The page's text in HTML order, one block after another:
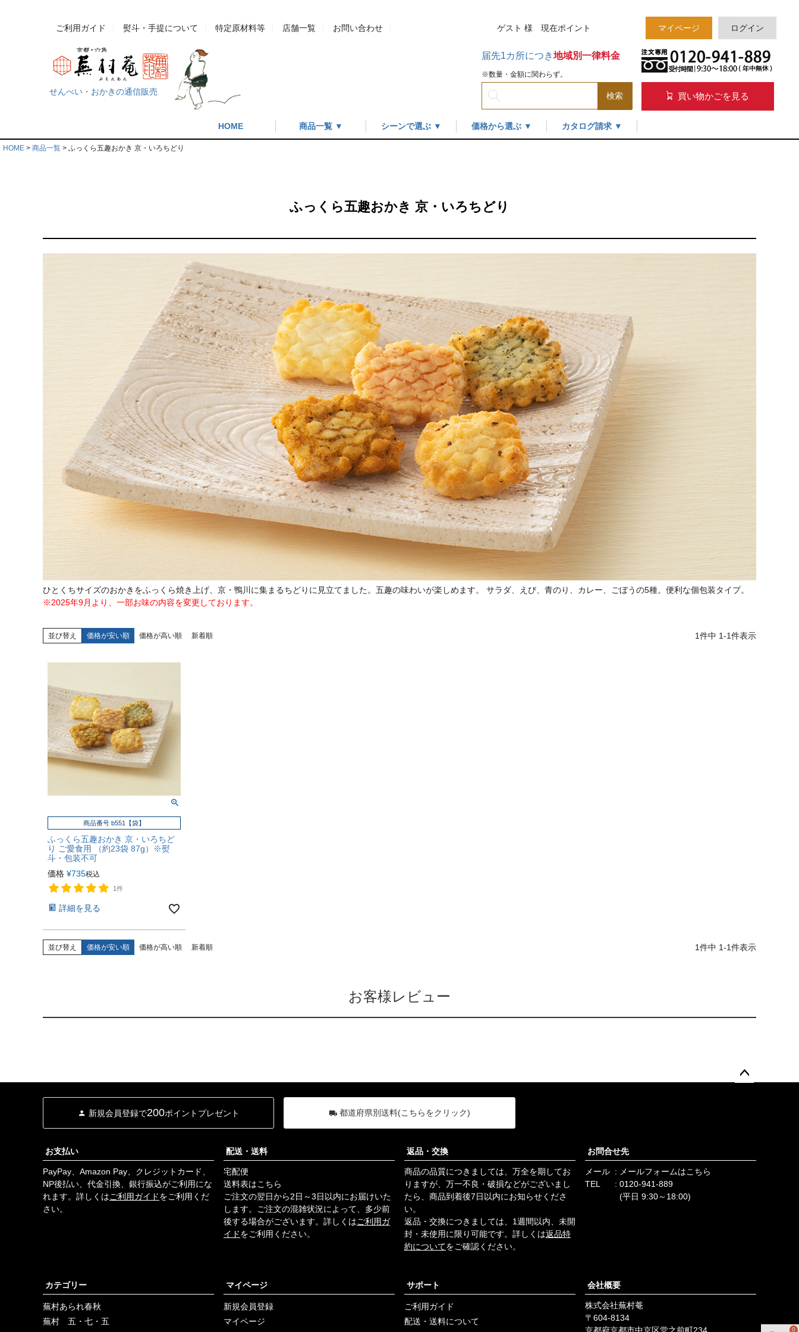
ご利用ガイド 熨斗・手提について 特定原材料等 店舗一覧 お問い合わせ ゲスト 様 現在ポイント マイページ ログイン
せんべい・おかきの通信販売 検索
届先1カ所につき地域別一律料金
※数量・金額に関わらず。
買い物かごを見る
HOME 商品一覧 ▼ シーンで選ぶ ▼ 価格から選ぶ ▼ カタログ請求 ▼
HOME 商品一覧 ふっくら五趣おかき 京・いろちどり
ふっくら五趣おかき 京・いろちどり
ひとくちサイズのおかきをふっくら焼き上げ、京・鴨川に集まるちどりに見立てました。五趣の味わいが楽しめます。 サラダ、えび、青のり、カレー、ごぼうの5種。便利な個包装タイプ。
※2025年9月より、一部お味の内容を変更しております。
並び替え 価格が安い順 価格が高い順 新着順 1件中 1-1件表示
商品番号 b551【袋】
ふっくら五趣おかき 京・いろちど
り ご愛食用 （約23袋 87g）※熨
斗・包装不可
価格 ¥735税込
1件
詳細を見る
並び替え 価格が安い順 価格が高い順 新着順 1件中 1-1件表示
お客様レビュー
0
新規会員登録で200ポイントプレゼント 都道府県別送料(こちらをクリック)
お支払い
PayPay、Amazon Pay、クレジットカード、
NP後払い、代金引換、銀行振込がご利用にな
れます。詳しくはご利用ガイドをご利用くだ
さい。
配送・送料
宅配便
送料表はこちら
ご注文の翌日から2日～3日以内にお届けいた
します。ご注文の混雑状況によって、多少前
後する場合がございます。詳しくはご利用ガ
イドをご利用ください。
返品・交換
商品の品質につきましては、万全を期してお
りますが、万一不良・破損などがございまし
たら、商品到着後7日以内にお知らせくださ
い。
返品・交換につきましては、1週間以内、未開
封・未使用に限り可能です。詳しくは返品特
約についてをご確認ください。
お問合せ先
メール
メールフォームはこちら
TEL
0120-941-889
(平日 9:30～18:00)
カテゴリー
蕪村あられ春秋
蕪村 五・七・五
マイページ
新規会員登録
マイページ
サポート
ご利用ガイド
配送・送料について
会社概要
株式会社蕪村菴
604-8134